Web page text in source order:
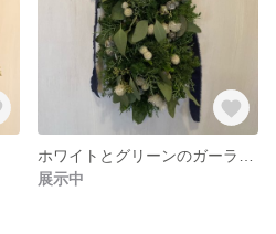
展示中